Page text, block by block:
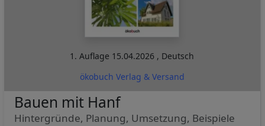
1. Auflage 15.04.2026 , Deutsch
ökobuch Verlag & Versand
Bauen mit Hanf
Hintergründe, Planung, Umsetzung, Beispiele